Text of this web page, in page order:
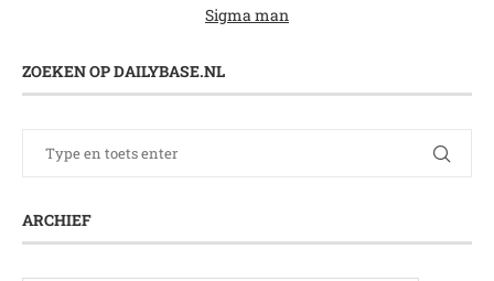
Sigma man
ZOEKEN OP DAILYBASE.NL
ARCHIEF